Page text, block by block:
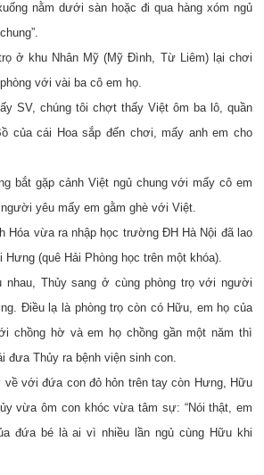
nằm dưới sàn hoặc đi qua hàng xóm ngủ
ở khu Nhân Mỹ (Mỹ Đình, Từ Liêm) lại chơi
với vài ba cô em họ.
SV, chúng tôi chợt thấy Việt ôm ba lô, quần
của cái Hoa sắp đến chơi, mấy anh em cho
bắt gặp cảnh Việt ngủ chung với mấy cô em
yêu mấy em gằm ghè với Việt.
Hóa vừa ra nhập học trường ĐH Hà Nội đã lao
(quê Hải Phòng học trên một khóa).
nhau, Thủy sang ở cùng phòng trọ với người
Điều lạ là phòng trọ còn có Hữu, em họ của
chồng hờ và em họ chồng gần một năm thì
đưa Thủy ra bệnh viện sinh con.
về với đứa con đỏ hỏn trên tay còn Hưng, Hữu
vừa ôm con khóc vừa tâm sự: “Nói thật, em
đứa bé là ai vì nhiều lần ngủ cùng Hữu khi